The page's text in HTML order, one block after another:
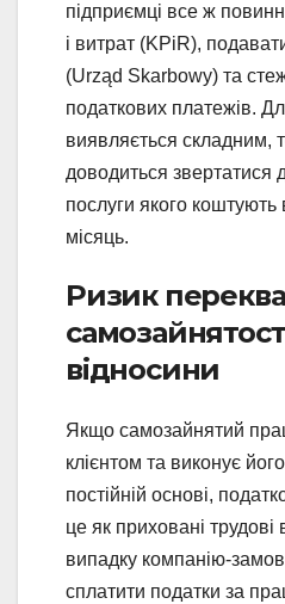
підприємці все ж
і витрат (KPiR),
(Urząd Skarbowy) та
податкових платежів.
виявляється складним,
доводиться звертатися
послуги якого коштують
місяць.
Ризик
відносини
Якщо самозайнятий
клієнтом та виконує
постійній основі,
це як приховані
випадку компанію-
сплатити податки за